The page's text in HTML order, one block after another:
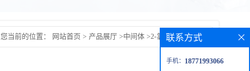
您当前的位置： 网站首页 > 产品展厅 >中间体 >2-氯-5-氟苯并噻唑
联系方式
手机： 18771993066